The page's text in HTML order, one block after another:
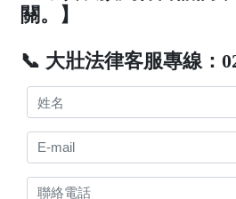
關。】
📞 大壯法律客服專線：